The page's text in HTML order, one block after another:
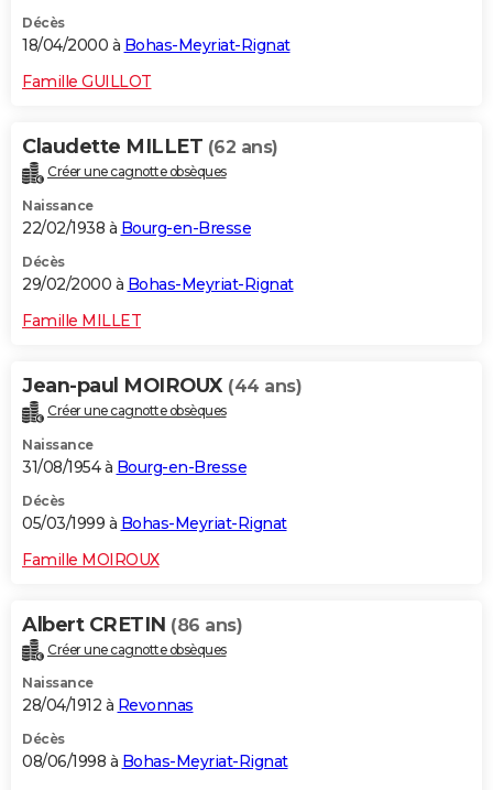
Décès
18/04/2000 à Bohas-Meyriat-Rignat
Famille GUILLOT
Claudette MILLET (62 ans)
Créer une cagnotte obsèques
Naissance
22/02/1938 à Bourg-en-Bresse
Décès
29/02/2000 à Bohas-Meyriat-Rignat
Famille MILLET
Jean-paul MOIROUX (44 ans)
Créer une cagnotte obsèques
Naissance
31/08/1954 à Bourg-en-Bresse
Décès
05/03/1999 à Bohas-Meyriat-Rignat
Famille MOIROUX
Albert CRETIN (86 ans)
Créer une cagnotte obsèques
Naissance
28/04/1912 à Revonnas
Décès
08/06/1998 à Bohas-Meyriat-Rignat